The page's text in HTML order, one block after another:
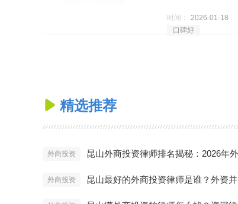
时间： 2026-01-18
口碑好
 精选推荐
外商投资
外商投资